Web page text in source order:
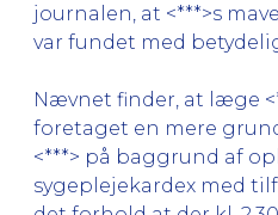
journalen, at <***>s
var fundet med
Nævnet finder, at læge
foretaget en mere
<***> på baggrund af
sygeplejekardex med